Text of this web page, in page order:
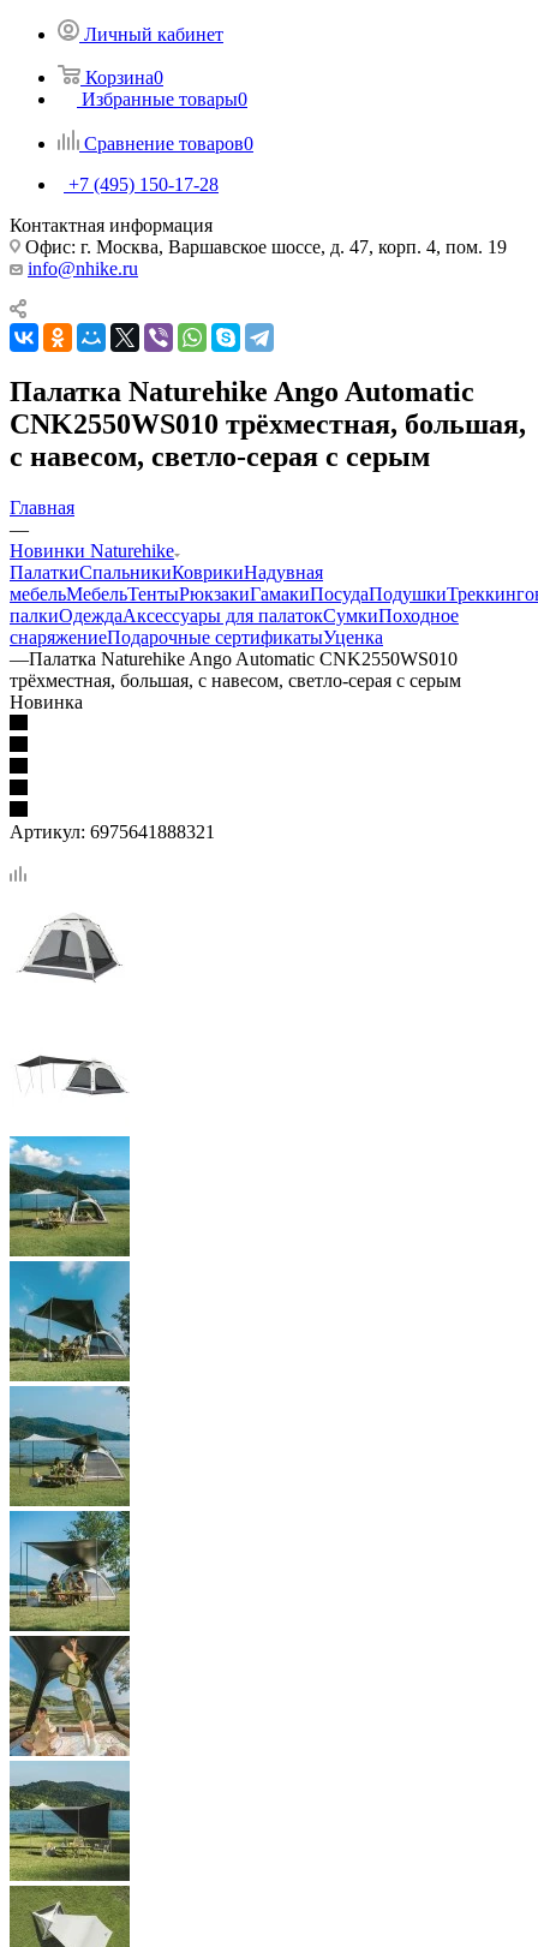
Личный кабинет
Корзина0
Избранные товары0
Сравнение товаров0
+7 (495) 150-17-28
Контактная информация
Офис: г. Москва, Варшавское шоссе, д. 47, корп. 4, пом. 19
info@nhike.ru
Палатка Naturehike Ango Automatic
CNK2550WS010 трёхместная, большая,
c навесом, светло-серая с серым
Главная
—
Новинки Naturehike
ПалаткиСпальникиКоврикиНадувная
мебельМебельТентыРюкзакиГамакиПосудаПодушки
палкиОдеждаАксессуары для палатокСумкиПоходное
снаряжениеПодарочные сертификатыУценка
—Палатка Naturehike Ango Automatic CNK2550WS010
трёхместная, большая, c навесом, светло-серая с серым
Новинка
Артикул: 6975641888321